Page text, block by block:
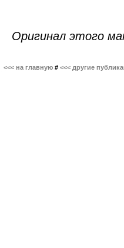
Оригинал этого
<<< на главную # <<< другие